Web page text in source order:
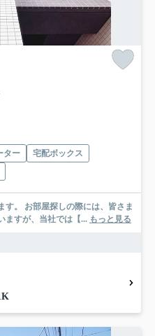
ター
宅配ボックス
皆さま
ますが、当社では【... もっと見る